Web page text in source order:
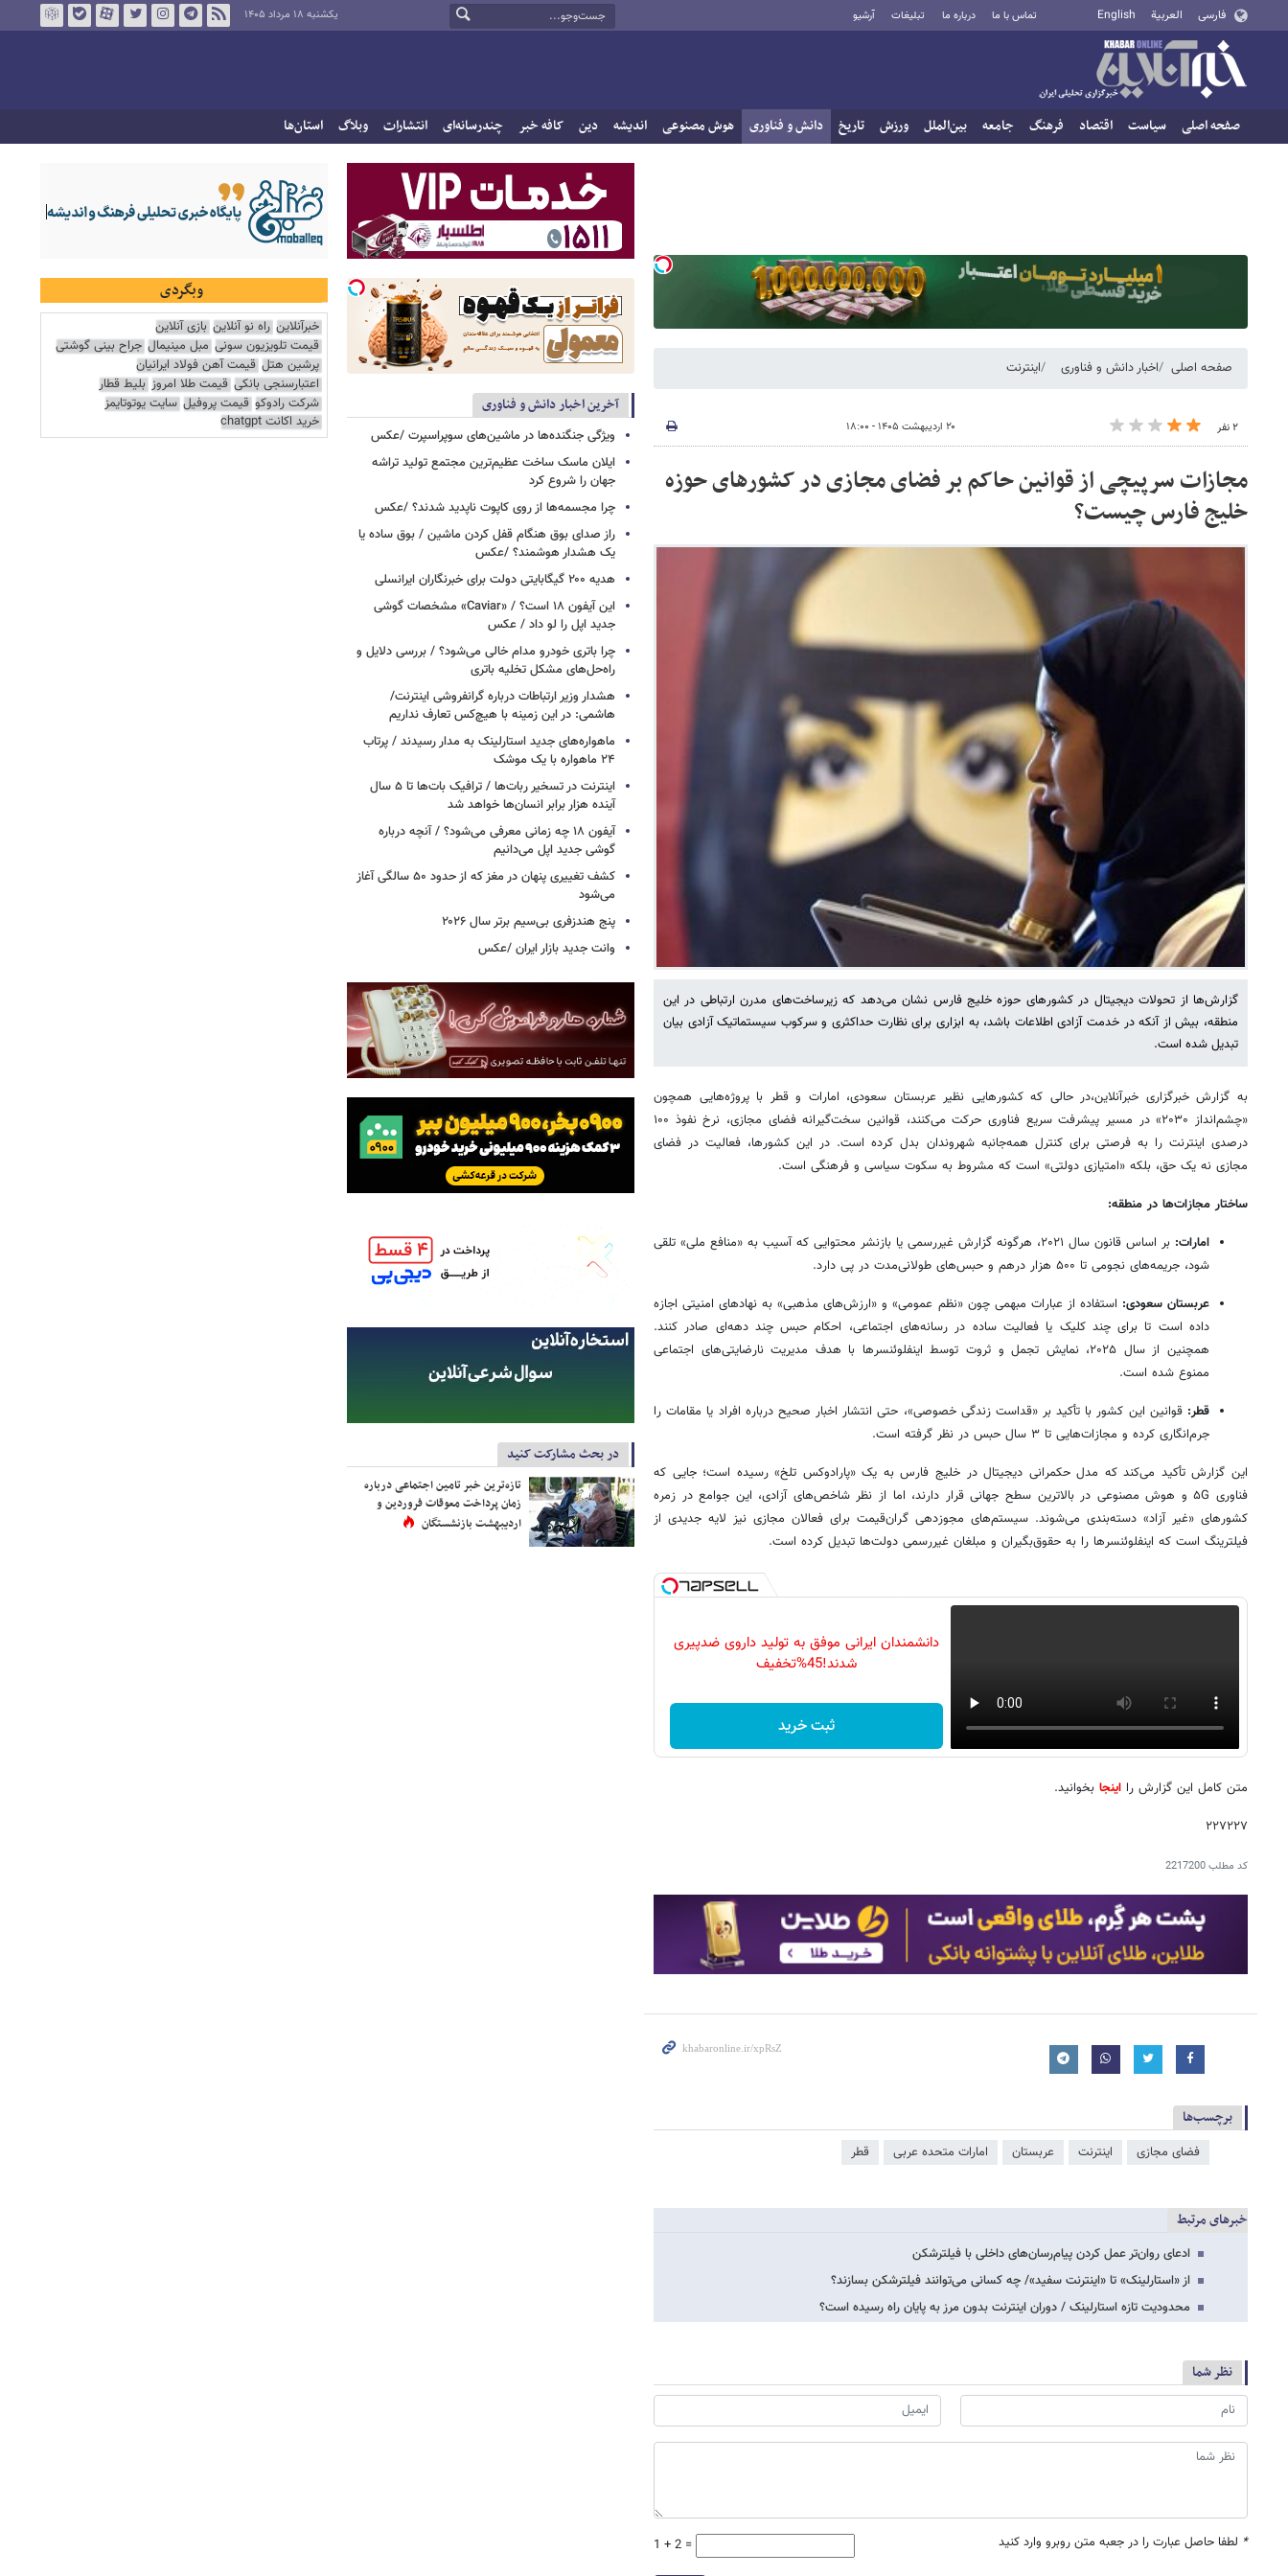
فارسی العربية English تماس با ما درباره ما تبلیغات آرشیو یکشنبه ۱۸ مرداد ۱۴۰۵
صفحه اصلی سیاست اقتصاد فرهنگ جامعه بین‌الملل ورزش تاریخ دانش و فناوری هوش مصنوعی اندیشه دین کافه خبر چندرسانه‌ای انتشارات وبلاگ استان‌ها
صفحه اصلی اخبار دانش و فناوری اینترنت
۲ نفر ۲۰ اردیبهشت ۱۴۰۵ - ۱۸:۰۰
مجازات سرپیچی از قوانین حاکم بر فضای مجازی در کشورهای حوزه
خلیج فارس چیست؟
گزارش‌ها از تحولات دیجیتال در کشورهای حوزه خلیج فارس نشان می‌دهد که زیرساخت‌های مدرن ارتباطی در این
منطقه، بیش از آنکه در خدمت آزادی اطلاعات باشد، به ابزاری برای نظارت حداکثری و سرکوب سیستماتیک آزادی بیان
تبدیل شده است.
به گزارش خبرگزاری خبرآنلاین،در حالی که کشورهایی نظیر عربستان سعودی، امارات و قطر با پروژه‌هایی همچون
«چشم‌انداز ۲۰۳۰» در مسیر پیشرفت سریع فناوری حرکت می‌کنند، قوانین سخت‌گیرانه فضای مجازی، نرخ نفوذ ۱۰۰
درصدی اینترنت را به فرصتی برای کنترل همه‌جانبه شهروندان بدل کرده است. در این کشورها، فعالیت در فضای
مجازی نه یک حق، بلکه «امتیازی دولتی» است که مشروط به سکوت سیاسی و فرهنگی است.
ساختار مجازات‌ها در منطقه:
امارات:
بر اساس قانون سال ۲۰۲۱، هرگونه گزارش غیررسمی یا بازنشر محتوایی که آسیب به «منافع ملی» تلقی
شود، جریمه‌های نجومی تا ۵۰۰ هزار درهم و حبس‌های طولانی‌مدت در پی دارد.
عربستان سعودی: استفاده از عبارات مبهمی چون «نظم عمومی» و «ارزش‌های مذهبی» به نهادهای امنیتی اجازه
داده است تا برای چند کلیک یا فعالیت ساده در رسانه‌های اجتماعی، احکام حبس چند دهه‌ای صادر کنند.
همچنین از سال ۲۰۲۵، نمایش تجمل و ثروت توسط اینفلوئنسرها با هدف مدیریت نارضایتی‌های اجتماعی
ممنوع شده است.
قطر: قوانین این کشور با تأکید بر «قداست زندگی خصوصی»، حتی انتشار اخبار صحیح درباره افراد یا مقامات را
جرم‌انگاری کرده و مجازات‌هایی تا ۳ سال حبس در نظر گرفته است.
این گزارش تأکید می‌کند که مدل حکمرانی دیجیتال در خلیج فارس به یک «پارادوکس تلخ» رسیده است؛ جایی که
فناوری ۵G و هوش مصنوعی در بالاترین سطح جهانی قرار دارند، اما از نظر شاخص‌های آزادی، این جوامع در زمره
کشورهای «غیر آزاد» دسته‌بندی می‌شوند. سیستم‌های مجوزدهی گران‌قیمت برای فعالان مجازی نیز لایه جدیدی از
فیلترینگ است که اینفلوئنسرها را به حقوق‌بگیران و مبلغان غیررسمی دولت‌ها تبدیل کرده است.
دانشمندان ایرانی موفق به تولید داروی ضدپیری
شدند!45%تخفیف
ثبت خرید
متن کامل این گزارش را اینجا بخوانید.
۲۲۷۲۲۷
کد مطلب2217200
برچسب‌ها
فضای مجازی اینترنت عربستان امارات متحده عربی قطر
خبرهای مرتبط
ادعای روان‌تر عمل کردن پیام‌رسان‌های داخلی با فیلترشکن
از «استارلینک» تا «اینترنت سفید»/ چه کسانی می‌توانند فیلترشکن بسازند؟
محدودیت تازه استارلینک / دوران اینترنت بدون مرز به پایان راه رسیده است؟
نظر شما
* لطفا حاصل عبارت را در جعبه متن روبرو وارد کنید 1 + 2 =
آخرین اخبار دانش و فناوری
ویژگی جنگنده‌ها در ماشین‌های سوپراسپرت /عکس
ایلان ماسک ساخت عظیم‌ترین مجتمع تولید تراشه
جهان را شروع کرد
چرا مجسمه‌ها از روی کاپوت‌ ناپدید شدند؟ /عکس
راز صدای بوق هنگام قفل کردن ماشین / بوق ساده یا
یک هشدار هوشمند؟ /عکس
هدیه ۲۰۰ گیگابایتی دولت برای خبرنگاران ایرانسلی
این آیفون ۱۸ است؟ / «Caviar» مشخصات گوشی
جدید اپل را لو داد / عکس
چرا باتری خودرو مدام خالی می‌شود؟ / بررسی دلایل و
راه‌حل‌های مشکل تخلیه باتری
هشدار وزیر ارتباطات درباره گرانفروشی اینترنت/
هاشمی: در این زمینه با هیچ‌کس تعارف نداریم
ماهواره‌های جدید استارلینک به مدار رسیدند / پرتاب
۲۴ ماهواره با یک موشک
اینترنت در تسخیر ربات‌ها / ترافیک بات‌ها تا ۵ سال
آینده هزار برابر انسان‌ها خواهد شد
آیفون ۱۸ چه زمانی معرفی می‌شود؟ / آنچه درباره
گوشی جدید اپل می‌دانیم
کشف تغییری پنهان در مغز که از حدود ۵۰ سالگی آغاز
می‌شود
پنج هندزفری بی‌سیم برتر سال ۲۰۲۶
وانت جدید بازار ایران /عکس
در بحث مشارکت کنید
تازه‌ترین خبر تامین اجتماعی درباره
زمان پرداخت معوقات فروردین و
اردیبهشت بازنشستگان
وبگردی
خبرآنلاین راه نو آنلاین بازی آنلاین
قیمت تلویزیون سونی مبل مینیمال جراح بینی گوشتی
پرشین هتل قیمت آهن فولاد ایرانیان
اعتبارسنجی بانکی قیمت طلا امروز بلیط قطار
شرکت رادوکو قیمت پروفیل سایت یوتوتایمز
خرید اکانت chatgpt